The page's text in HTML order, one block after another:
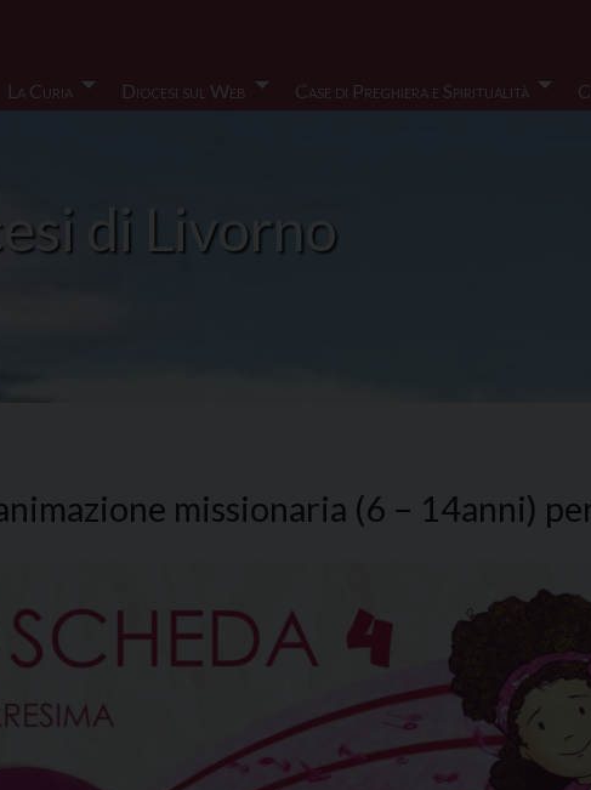
La Curia Diocesi sul Web Case di Preghiera e Spiritualità
di Livorno
missionaria (6 – 14anni)